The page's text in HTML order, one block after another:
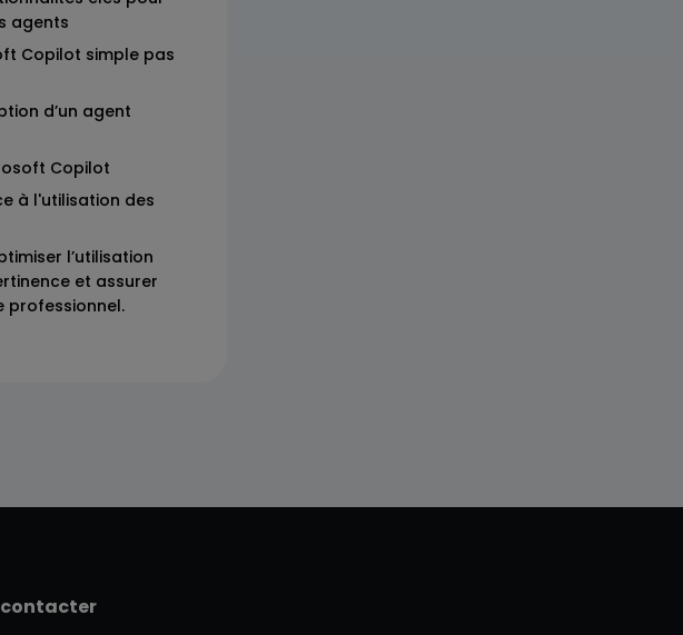
agents
Copilot simple pas
d’un agent
Copilot
à l'utilisation des
l’utilisation
et assurer
professionnel.
contacter